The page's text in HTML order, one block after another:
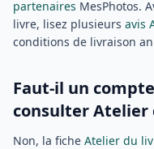
partenaires MesPhotos.
livre, lisez plusieurs avis
conditions de livraison
Faut-il un
consulter Atelier
Non, la fiche Atelier du